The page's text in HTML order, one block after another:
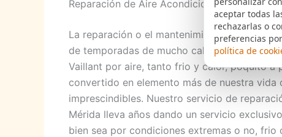
Reparación de Aire Acondicionado Vaillant
La reparación o el mantenimiento Aire
de temporadas de mucho calor extremo,
Vaillant por aire, tanto frio y calor, poquito a
convertido en elemento más de nuestra
imprescindibles. Nuestro servicio de
Mérida lleva años dando un servicio
bien sea por condiciones extremas o no,
aceptar todas
rechazarlas o
preferencias
política de